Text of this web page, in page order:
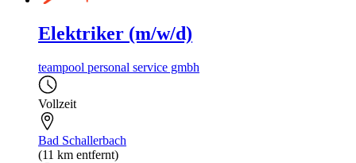
Elektriker (m/w/d)
teampool personal service gmbh
Vollzeit
Bad Schallerbach
(11 km entfernt)